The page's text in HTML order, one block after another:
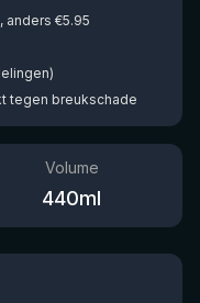
anders €5.95
tegen breukschade
Volume
440ml